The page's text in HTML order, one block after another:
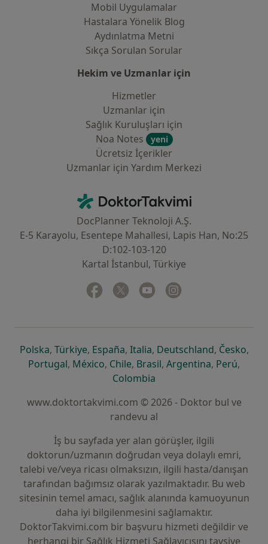
Mobil Uygulamalar
Hastalara Yönelik Blog
Aydınlatma Metni
Sıkça Sorulan Sorular
Hekim ve Uzmanlar için
Hizmetler
Uzmanlar için
Sağlık Kuruluşları için
Noa Notes
yeni
Ücretsiz İçerikler
Uzmanlar için Yardım Merkezi
DoktorTakvimi - Ana Sayfa
DocPlanner Teknoloji A.Ş.
E-5 Karayolu, Esentepe Mahallesi, Lapis Han, No:25
D:102-103-120
Kartal İstanbul, Türkiye
Facebook
yeni bir sekmede açılır
Twitter
yeni bir sekmede açılır
Youtube
yeni bir sekmede açılır
Polskayeni bir sekmede açılır
, Türkiyeyeni bir sekmede açılır
, Españayeni bir sekmede açılır
, Italiayeni bir sekmede açılır
, Deutschlandyeni bir
, Českoyeni
,
Portugalyeni bir sekmede açılır
, Méxicoyeni bir sekmede açılır
, Chileyeni bir sekmede açılır
, Brasilyeni bir sekmede açılır
, Argentinayeni bir
, Perúyeni
,
Colombia
www.doktortakvimi.com © 2026 - Doktor bul ve
randevu al
İş bu sayfada yer alan görüşler, ilgili
doktorun/uzmanın doğrudan veya dolaylı emri,
talebi ve/veya ricası olmaksızın, ilgili hasta/danışan
tarafından bağımsız olarak yazılmaktadır. Bu web
sitesinin temel amacı, sağlık alanında kamuoyunun
daha iyi bilgilenmesini sağlamaktır.
DoktorTakvimi.com bir başvuru hizmeti değildir ve
herhangi bir Sağlık Hizmeti Sağlayıcısını tavsiye